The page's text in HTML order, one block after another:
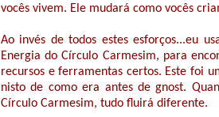
vocês vivem. Ele mudará como vocês
Ao invés de todos estes esforços...eu
Energia do Círculo Carmesim, para
recursos e ferramentas certos. Este foi
nisto de como era antes de gnost.
Círculo Carmesim, tudo fluirá diferente.